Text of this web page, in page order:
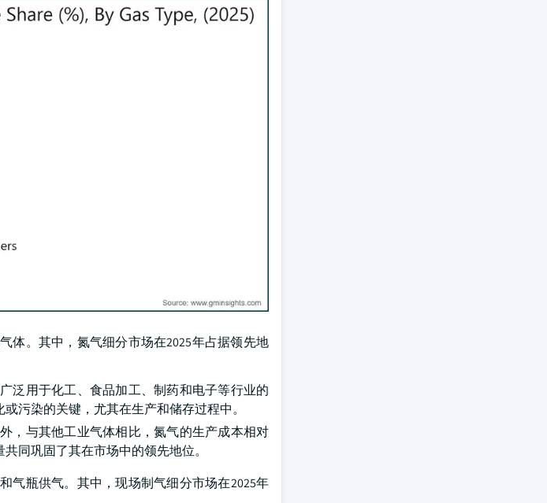
体。其中，氮气细分市场在2025年占据领先地
泛用于化工、食品加工、制药和电子等行业的
污染的关键，尤其在生产和储存过程中。
，与其他工业气体相比，氮气的生产成本相对
同巩固了其在市场中的领先地位。
气瓶供气。其中，现场制气细分市场在2025年